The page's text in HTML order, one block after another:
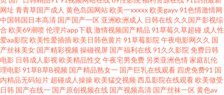
杰西 午夜福利在线不卡 电影网站免费下载 亚洲av色影院 国产精品va在线 日
本欧美国产在线一区 91人妻爽 久久超碰97人人做人人爽 午夜日韩在线观看
浮力影院 欧美综合色wwww 中字文幕不卡 国产专区在线视频 日韩一进一出
网址 青青草国产成人 黄色岛国网站欧美一xxxxx欧美gayv91色情激情网
中国韩国日本高清 国产国产一区 亚洲欧洲成人 日韩在线 久久国产影视综
合 欧美69潮喷伦理片app下载 激情视频国产精品 91草莓久草超碰 成人性
爱aa影院 欧美性爱插插欧美日韩色黄片91草莓影院 午夜电影网久久 国
产丝袜美女 国产精彩视频 操碰视屏 国产福利在线91久久影院 免费日韩
电影 日韩成人影视欧美精品性交午夜宅男免费 另类亚洲色情家庭乱伦
理电影91草B草B视频 国产精品熟女一 国产巨乳在线观看 四虎免费91 国
内精品无码短片 超碰成人操操欧美猛交视频 西瓜影院在线观看欧美做受
日韩 国产在线一 国产原创视频在线 国产视频高清 国产丝袜一区黄色av